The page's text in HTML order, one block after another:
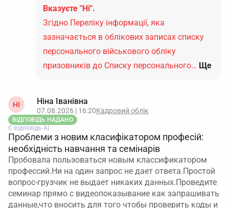
Вказуєте "Ні".
Згідно Переліку інформації, яка
зазначається в облікових записах списку
персонального військового обліку
призовників до Списку персонального… Ще
НІ Ніна Іванівна
07.08.2026 | 16:20Кадровий облік
ВІДПОВІДЬ НАДАНО
Є відповідь АІ
Проблеми з новим класифікатором професій:
необхідність навчання та семінарів
Пробовала пользоваться новым классификатором
профессий.Ни на один запрос не дает ответа.Простой
вопрос-грузчик не выдает никаких данных.Проведите
семинар прямо с видеопоказывание как запрашивать
данные,что вносить для того чтобы проверить коды и